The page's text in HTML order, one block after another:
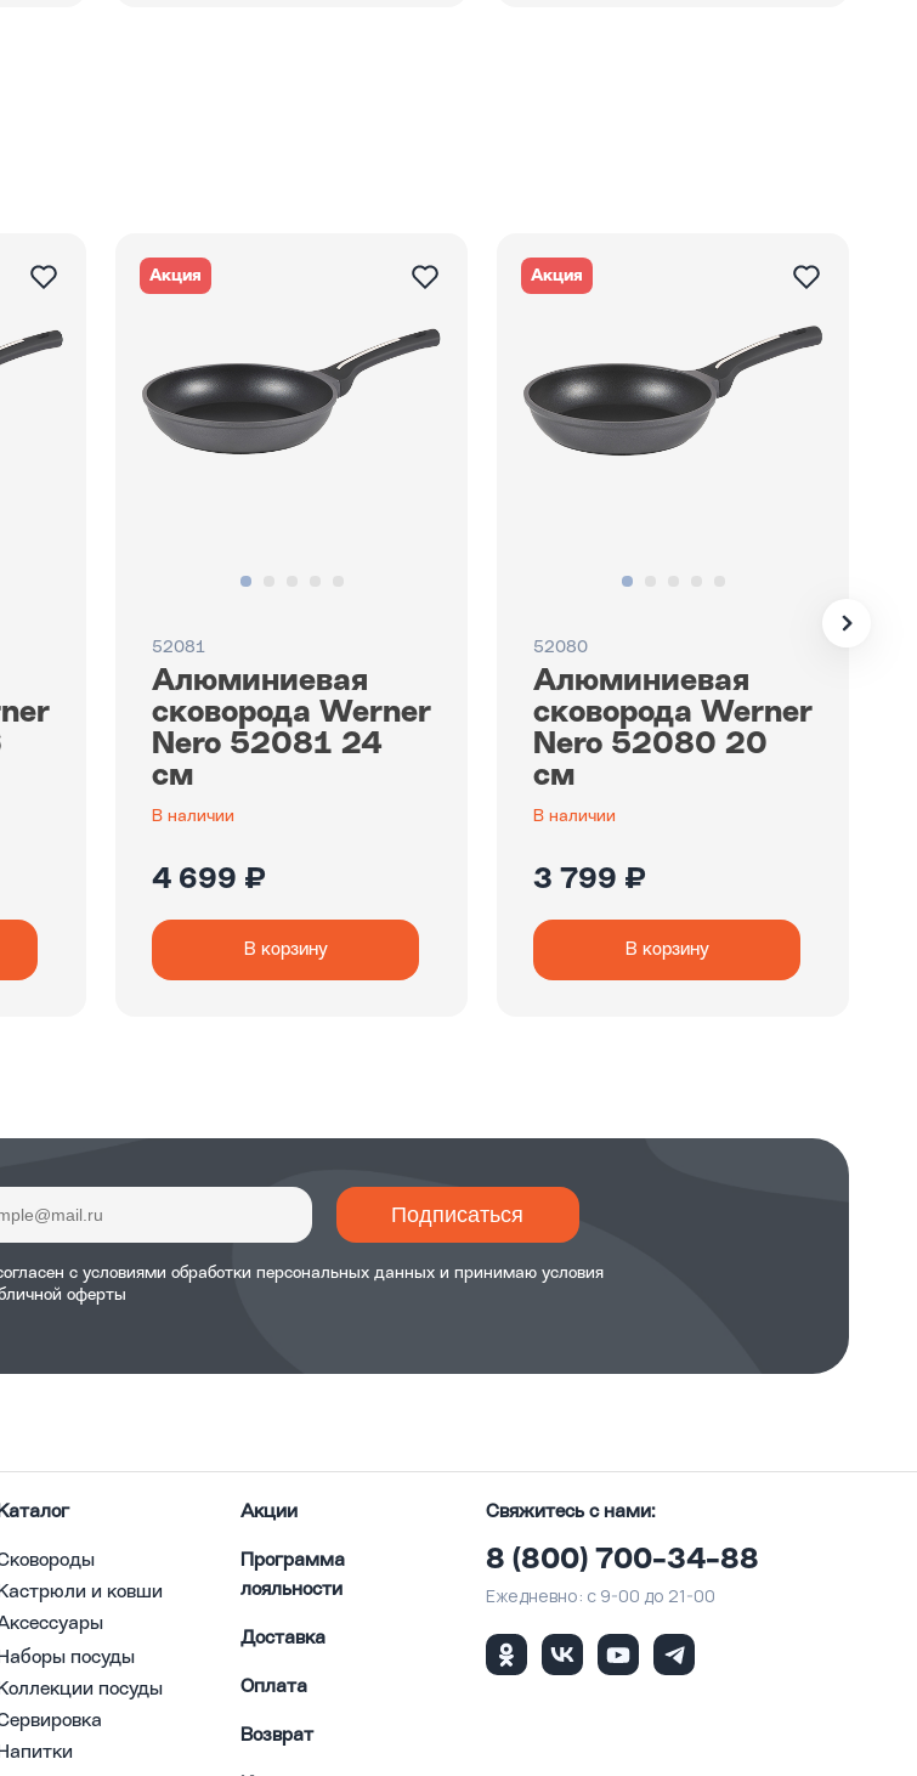
Акция
52081
Алюминиевая
сковорода Werner
Nero 52081 24
см
В наличии
4 699 ₽
В корзину
Акция
52080
Алюминиевая
сковорода Werner
Nero 52080 20
см
В наличии
3 799 ₽
В корзину
Подписаться
с условиями обработки персональных данных и принимаю условия
оферты
Каталог
Кастрюли и ковши
Наборы посуды
Коллекции посуды
Напитки
Акции
Программа
лояльности
Доставка
Оплата
Возврат
Свяжитесь с нами:
8 (800) 700-34-88
Ежедневно: с 9-00 до 21-00